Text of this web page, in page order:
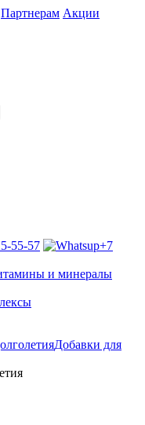
Партнерам Акции
55-57
+7
и минералы
Добавки для